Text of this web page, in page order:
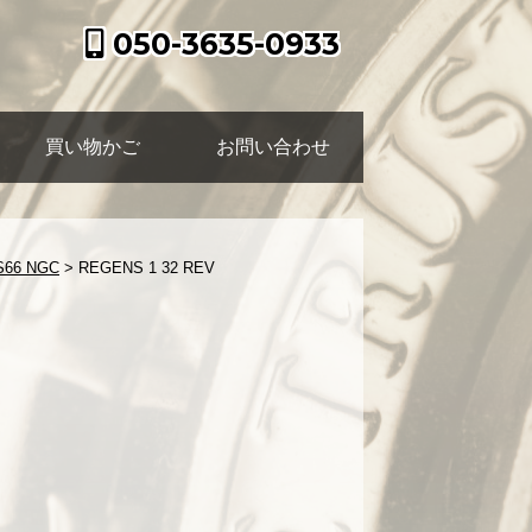
050-3635-0933
買い物かご お問い合わせ
NGC > REGENS 1 32 REV